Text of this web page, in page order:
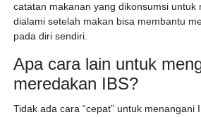
catatan makanan yang dikonsumsi untuk
dialami setelah makan bisa membantu
pada diri sendiri.
Apa cara lain untuk
meredakan IBS?
Tidak ada cara “cepat” untuk menangani